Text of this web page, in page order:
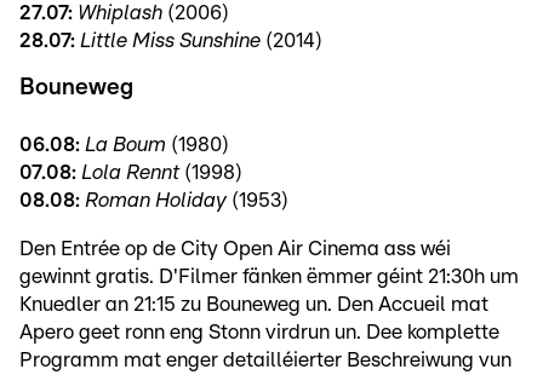
27.07: Whiplash (2006)
28.07: Little Miss Sunshine (2014)
Bouneweg
06.08: La Boum (1980)
07.08: Lola Rennt(1998)
08.08: Roman Holiday(1953)
Den Entrée op de City Open Air Cinema ass wéi
gewinnt gratis. D'Filmer fänken ëmmer géint 21:30h um
Knuedler an 21:15 zu Bouneweg un. Den Accueil mat
Apero geet ronn eng Stonn virdrun un. Dee komplette
Programm mat enger detailléierter Beschreiwung vun